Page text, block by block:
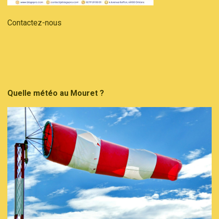
Contactez-nous
Quelle météo au Mouret ?